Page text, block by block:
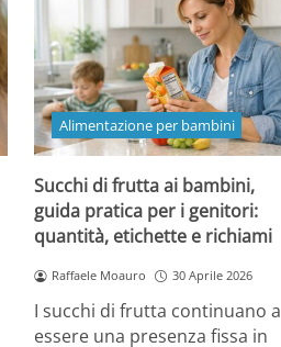
Alimentazione per bambini
Succhi di frutta ai bambini,
guida pratica per i genitori:
quantità, etichette e richiami
Raffaele Moauro 30 Aprile 2026
I succhi di frutta continuano a
essere una presenza fissa in